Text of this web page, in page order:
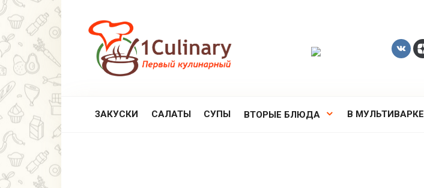
Перейти
контенту
ЗАКУСКИ САЛАТЫ СУПЫ ВТОРЫЕ БЛЮДА В МУЛЬТИВАРКЕ